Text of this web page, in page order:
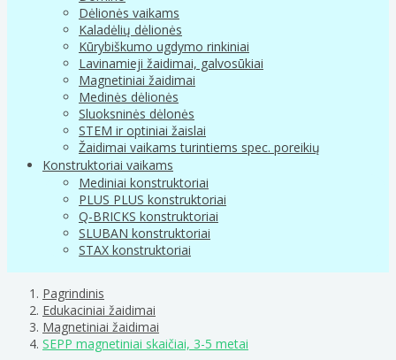
Dėlionės vaikams
Kaladėlių dėlionės
Kūrybiškumo ugdymo rinkiniai
Lavinamieji žaidimai, galvosūkiai
Magnetiniai žaidimai
Medinės dėlionės
Sluoksninės dėlonės
STEM ir optiniai žaislai
Žaidimai vaikams turintiems spec. poreikių
Konstruktoriai vaikams
Mediniai konstruktoriai
PLUS PLUS konstruktoriai
Q-BRICKS konstruktoriai
SLUBAN konstruktoriai
STAX konstruktoriai
Pagrindinis
Edukaciniai žaidimai
Magnetiniai žaidimai
SEPP magnetiniai skaičiai, 3-5 metai